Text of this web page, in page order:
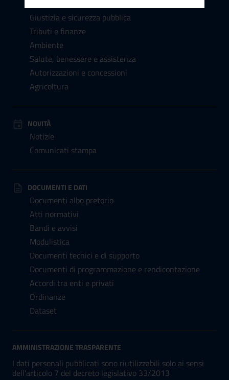
Giustizia e sicurezza pubblica
Tributi e finanze
Ambiente
Salute, benessere e assistenza
Autorizzazioni e concessioni
Agricoltura
NOVITÀ
Notizie
Comunicati stampa
DOCUMENTI E DATI
Documenti albo pretorio
Atti normativi
Bandi e avvisi
Modulistica
Documenti tecnici e di supporto
Documenti di programmazione e rendicontazione
Accordi tra enti e privati
Ordinanze
Dataset
AMMINISTRAZIONE TRASPARENTE
I dati personali pubblicati sono riutilizzabili solo ai sensi
dell'articolo 7 del decreto legislativo 33/2013